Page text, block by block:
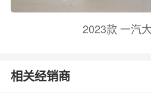
2023款 一汽
相关经销商